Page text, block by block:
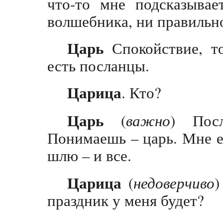
волшебника, ни
Царь Спокойствие,
есть посланцы.
Царица. Кто?
Царь (важно)
Понимаешь – царь. Мне
шлю – и все.
Царица (недоверчиво
праздник у меня будет?